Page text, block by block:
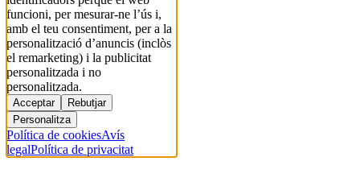
funcioni, per mesurar-ne l’ús i,
amb el teu consentiment, per a la
personalització d’anuncis (inclòs
el remarketing) i la publicitat
personalitzada i no
personalitzada.
Acceptar
Rebutjar
Personalitza
Política de cookiesAvís
legalPolítica de privacitat